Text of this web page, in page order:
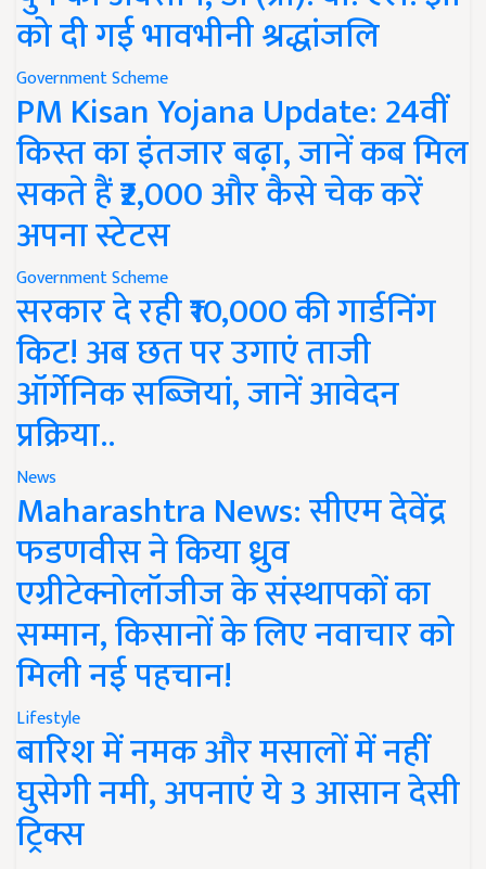
को दी गई भावभीनी श्रद्धांजलि
Government Scheme
PM Kisan Yojana Update: 24वीं
किस्त का इंतजार बढ़ा, जानें कब मिल
सकते हैं ₹2,000 और कैसे चेक करें
अपना स्टेटस
Government Scheme
सरकार दे रही ₹10,000 की गार्डनिंग
किट! अब छत पर उगाएं ताजी
ऑर्गेनिक सब्जियां, जानें आवेदन
प्रक्रिया..
News
Maharashtra News: सीएम देवेंद्र
फडणवीस ने किया ध्रुव
एग्रीटेक्नोलॉजीज के संस्थापकों का
सम्मान, किसानों के लिए नवाचार को
मिली नई पहचान!
Lifestyle
बारिश में नमक और मसालों में नहीं
घुसेगी नमी, अपनाएं ये 3 आसान देसी
ट्रिक्स